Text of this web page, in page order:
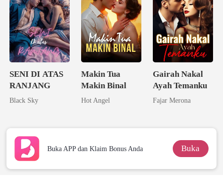
SENI DI ATAS
RANJANG
Black Sky
Makin Tua
Makin Binal
Hot Angel
Gairah Nakal
Ayah Temanku
Fajar Merona
Buka APP dan Klaim Bonus Anda Buka